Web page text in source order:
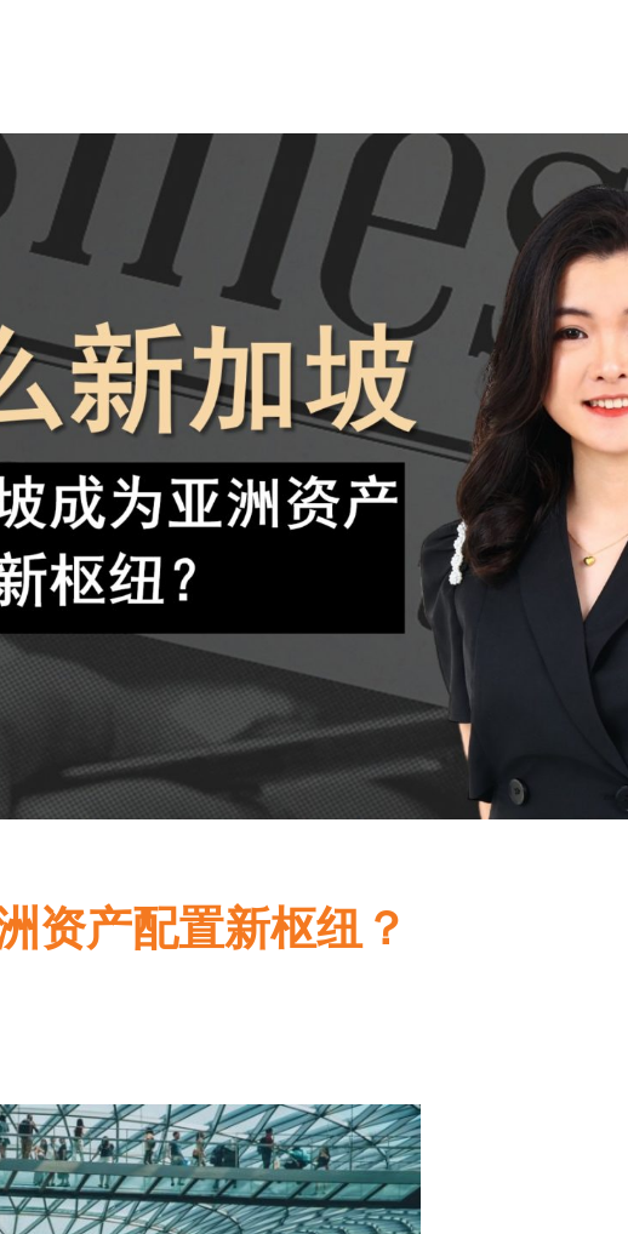
资产配置新枢纽？